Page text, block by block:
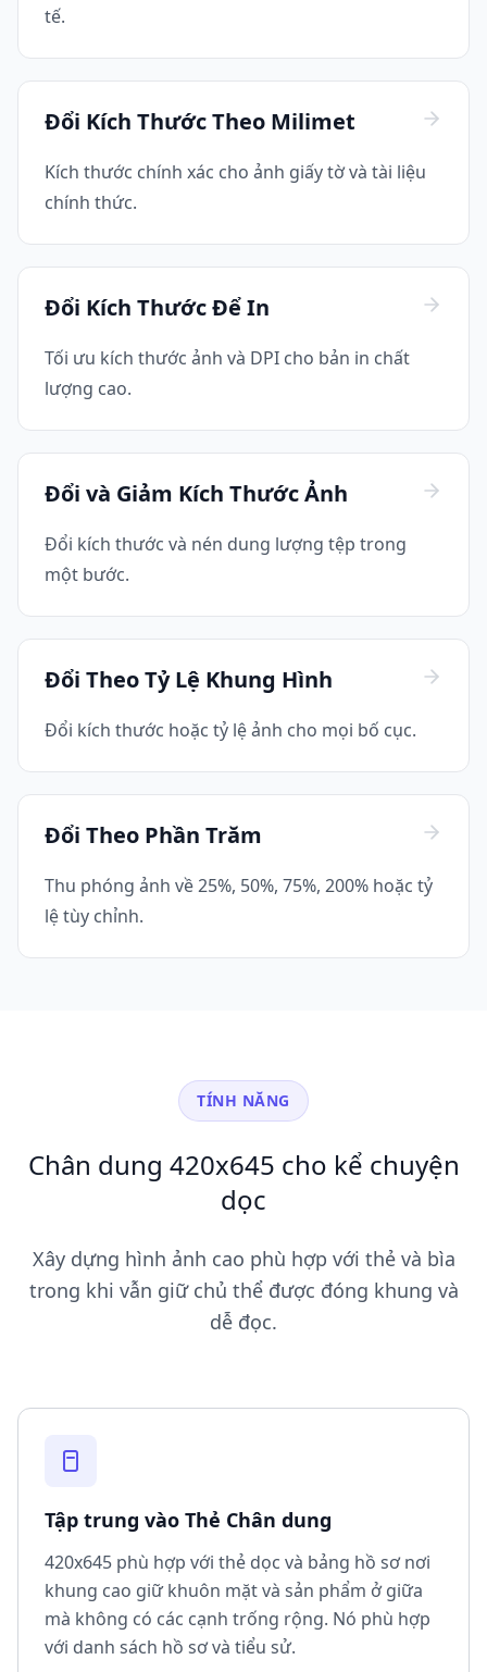
tế.
Đổi Kích Thước Theo Milimet
Kích thước chính xác cho ảnh giấy tờ và tài liệu
chính thức.
Đổi Kích Thước Để In
Tối ưu kích thước ảnh và DPI cho bản in chất
lượng cao.
Đổi và Giảm Kích Thước Ảnh
Đổi kích thước và nén dung lượng tệp trong
một bước.
Đổi Theo Tỷ Lệ Khung Hình
Đổi kích thước hoặc tỷ lệ ảnh cho mọi bố cục.
Đổi Theo Phần Trăm
Thu phóng ảnh về 25%, 50%, 75%, 200% hoặc tỷ
lệ tùy chỉnh.
TÍNH NĂNG
Chân dung 420x645 cho kể chuyện
dọc
Xây dựng hình ảnh cao phù hợp với thẻ và bìa
trong khi vẫn giữ chủ thể được đóng khung và
dễ đọc.
Tập trung vào Thẻ Chân dung
420x645 phù hợp với thẻ dọc và bảng hồ sơ nơi
khung cao giữ khuôn mặt và sản phẩm ở giữa
mà không có các cạnh trống rộng. Nó phù hợp
với danh sách hồ sơ và tiểu sử.